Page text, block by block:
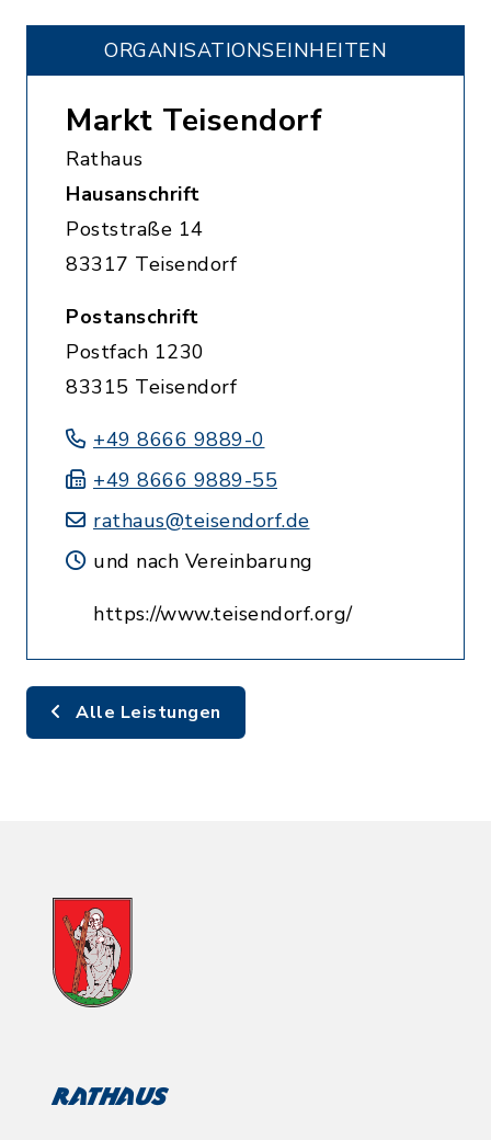
ORGANISATIONS­EINHEITEN
Markt Teisendorf
Rathaus
Hausanschrift
Poststraße 14
83317 Teisendorf
Postanschrift
Postfach 1230
83315 Teisendorf
+49 8666 9889-0
+49 8666 9889-55
rathaus@teisendorf.de
und nach Vereinbarung
https://www.teisendorf.org/
Alle Leistungen
Rathaus